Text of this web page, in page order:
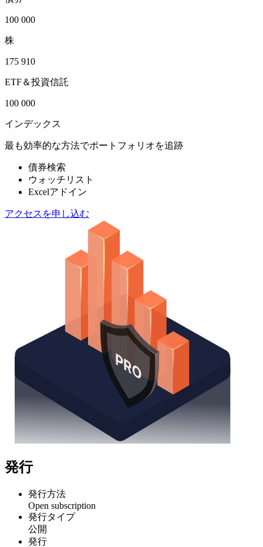
100 000
株
175 910
ETF＆投資信託
100 000
インデックス
最も効率的な方法でポートフォリオを追跡
債券検索
ウォッチリスト
Excelアドイン
アクセスを申し込む
発行
発行方法
Open subscription
発行タイプ
公開
発行